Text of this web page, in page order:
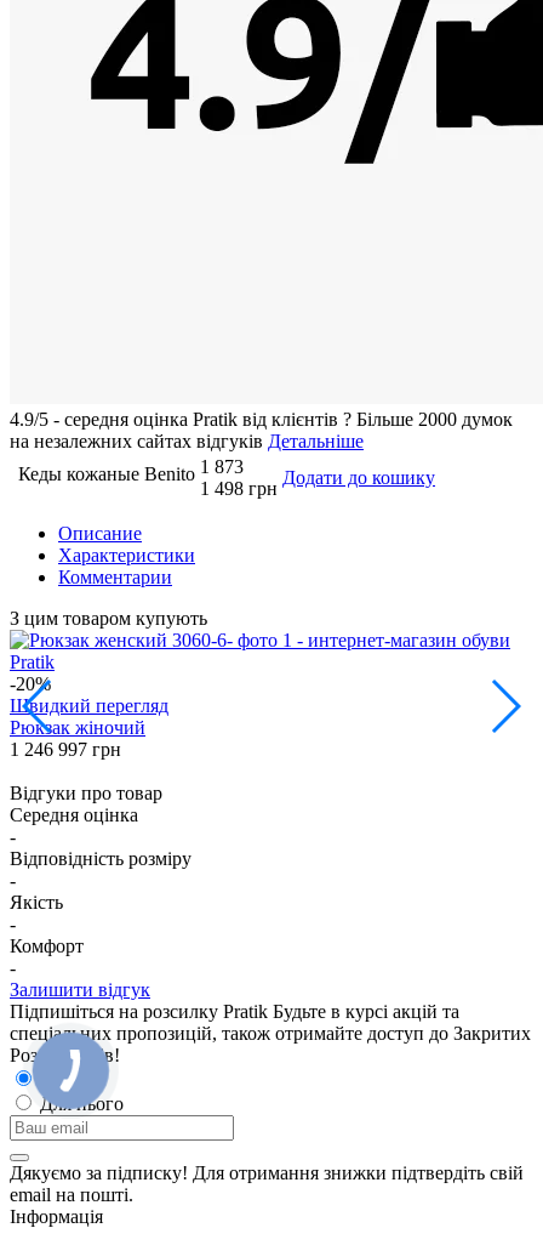
4.9/5 - середня оцiнка Pratik вiд клієнтів ? Більше 2000 думок
на незалежних сайтах відгуків Детальніше
Кеды кожаные Benito 1 873
1 498 грн
Додати до кошику
Описание
Характеристики
Комментарии
З цим товаром купують
-20%
Швидкий перегляд
Рюкзак жіночий
1 246 997 грн
Відгуки про товар
Середня оцінка
-
Відповідність розміру
-
Якість
-
Комфорт
-
Залишити відгук
Підпишіться на розсилку Pratik Будьте в курсі акцій та
спеціальних пропозицій, також отримайте доступ до Закритих
Розпродажiв!
Для неї
Для нього
Дякуємо за підписку! Для отримання знижки підтвердіть свій
email на пошті.
Інформація